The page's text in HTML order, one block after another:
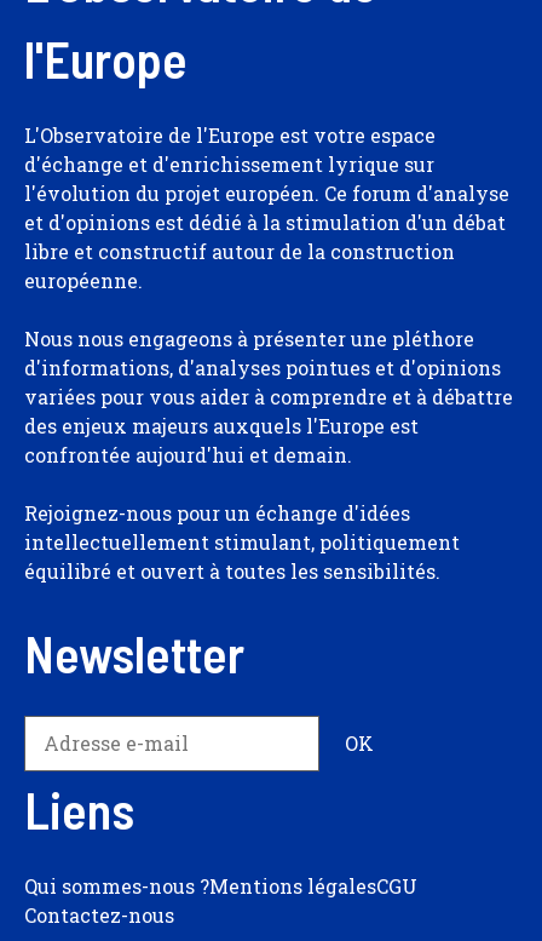
l'Europe
L'Observatoire de l'Europe est votre espace
d'échange et d'enrichissement lyrique sur
l'évolution du projet européen. Ce forum d'analyse
et d'opinions est dédié à la stimulation d'un débat
libre et constructif autour de la construction
européenne.
Nous nous engageons à présenter une pléthore
d'informations, d'analyses pointues et d'opinions
variées pour vous aider à comprendre et à débattre
des enjeux majeurs auxquels l'Europe est
confrontée aujourd'hui et demain.
Rejoignez-nous pour un échange d'idées
intellectuellement stimulant, politiquement
équilibré et ouvert à toutes les sensibilités.
Newsletter
Liens
Qui sommes-nous ?Mentions légalesCGU
Contactez-nous